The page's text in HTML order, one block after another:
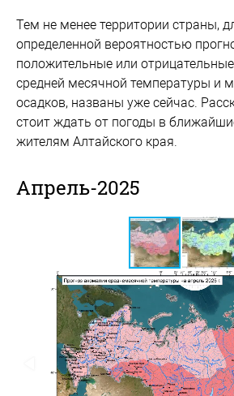
Тем не менее территории страны,
определенной вероятностью
положительные или
средней месячной температуры и
осадков, названы уже сейчас.
стоит ждать от погоды в
жителям Алтайского края.
Апрель-2025